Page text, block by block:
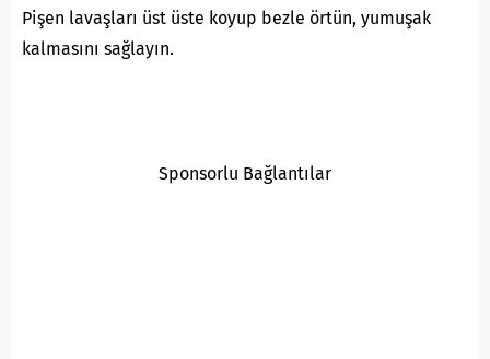
Pişen lavaşları üst üste koyup bezle örtün, yumuşak
kalmasını sağlayın.
Sponsorlu Bağlantılar